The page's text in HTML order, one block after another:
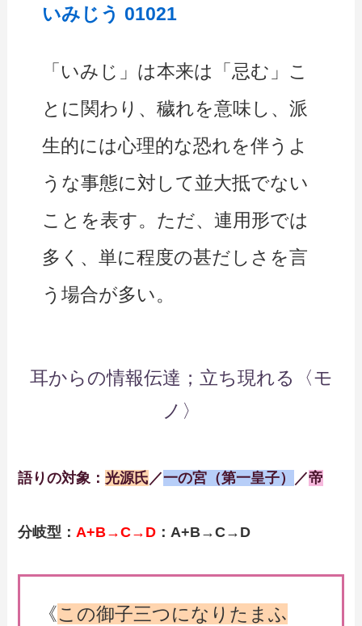
いみじう 01021
「いみじ」は本来は「忌む」こ
とに関わり、穢れを意味し、派
生的には心理的な恐れを伴うよ
うな事態に対して並大抵でない
ことを表す。ただ、連用形では
多く、単に程度の甚だしさを言
う場合が多い。
耳からの情報伝達；立ち現れる〈モ
ノ〉
語りの対象：光源氏 ／一の宮（第一皇子） ／帝
分岐型：A+B→C→D ：A+B→C→D
《この御子三つになりたまふ